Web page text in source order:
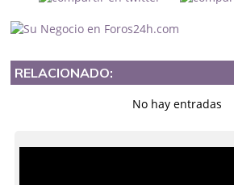
RELACIONADO:
No hay entradas